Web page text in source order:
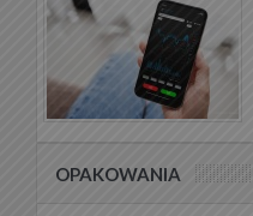
OPAKOWANIA